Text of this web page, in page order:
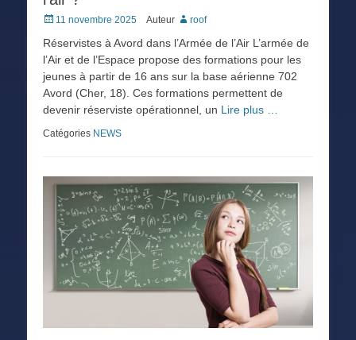
Posted
11 novembre 2025 Auteur roof
Réservistes à Avord dans l’Armée de l’Air L’armée de
l’Air et de l’Espace propose des formations pour les
jeunes à partir de 16 ans sur la base aérienne 702
Avord (Cher, 18). Ces formations permettent de
devenir réserviste opérationnel, un Lire plus …
Catégories NEWS